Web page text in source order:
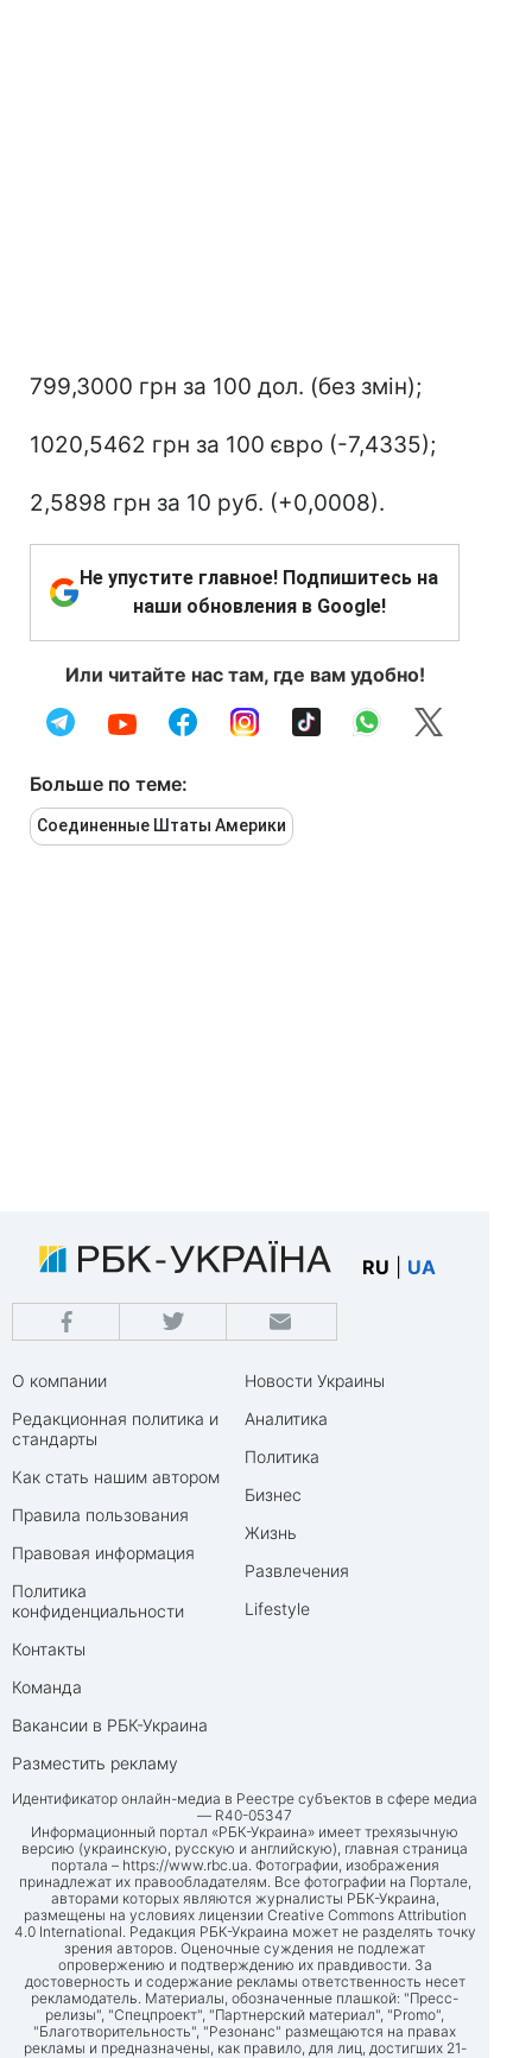
799,3000 грн за 100 дол. (без змін);
1020,5462 грн за 100 євро (-7,4335);
2,5898 грн за 10 руб. (+0,0008).
Не упустите главное! Подпишитесь на
наши обновления в Google!
Или читайте нас там, где вам удобно!
Больше по теме:
Соединенные Штаты Америки
RU UA
О компании
Редакционная политика и
стандарты
Как стать нашим автором
Правила пользования
Правовая информация
Политика
конфиденциальности
Контакты
Команда
Вакансии в РБК-Украина
Разместить рекламу
Новости Украины
Аналитика
Политика
Бизнес
Жизнь
Развлечения
Lifestyle
Идентификатор онлайн-медиа в Реестре субъектов в сфере медиа
— R40-05347
Информационный портал «РБК-Украина» имеет трехязычную
версию (украинскую, русскую и английскую), главная страница
портала – https://www.rbc.ua. Фотографии, изображения
принадлежат их правообладателям. Все фотографии на Портале,
авторами которых являются журналисты РБК-Украина,
размещены на условиях лицензии Creative Commons Attribution
4.0 International. Редакция РБК-Украина может не разделять точку
зрения авторов. Оценочные суждения не подлежат
опровержению и подтверждению их правдивости. За
достоверность и содержание рекламы ответственность несет
рекламодатель. Материалы, обозначенные плашкой: "Пресс-
релизы", "Спецпроект", "Партнерский материал", "Promo",
"Благотворительность", "Резонанс" размещаются на правах
рекламы и предназначены, как правило, для лиц, достигших 21-